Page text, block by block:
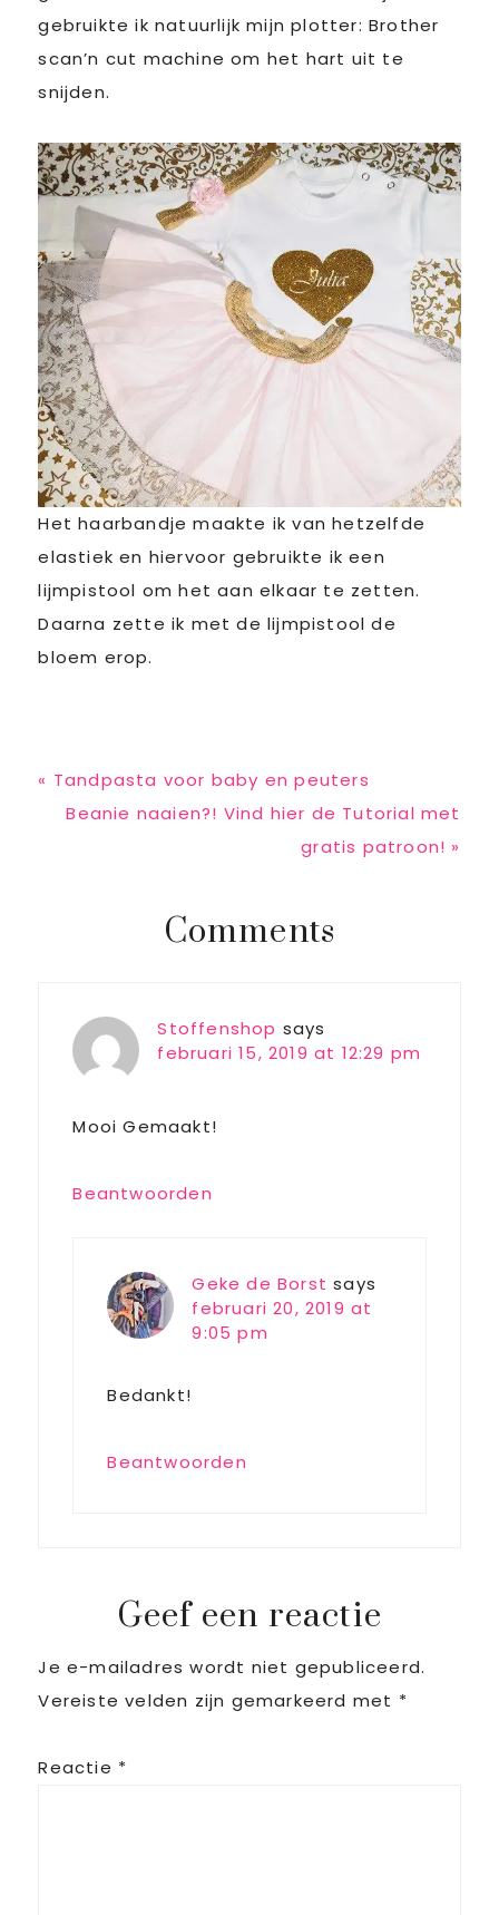
gebruikte ik natuurlijk mijn plotter: Brother
scan’n cut machine om het hart uit te
snijden.
Het haarbandje maakte ik van hetzelfde
elastiek en hiervoor gebruikte ik een
lijmpistool om het aan elkaar te zetten.
Daarna zette ik met de lijmpistool de
bloem erop.
Previous
Post:
« Tandpasta voor baby en peuters
Next
Beanie naaien?! Vind hier de Tutorial met
gratis patroon! »
Reader
Interactions
Comments
Stoffenshop says
februari 15, 2019 at 12:29 pm
Mooi Gemaakt!
Beantwoorden
Geke de Borst says
februari 20, 2019 at
9:05 pm
Bedankt!
Beantwoorden
Geef een reactie
Je e-mailadres wordt niet gepubliceerd.
Vereiste velden zijn gemarkeerd met *
Reactie *